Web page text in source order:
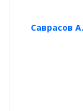
Саврасов